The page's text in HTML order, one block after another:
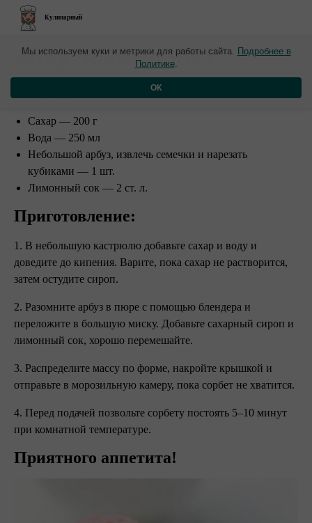
Кулинарный
​Арбузный сорбет
Сахар — 200 г
Вода — 250 мл
Небольшой арбуз, извлечь семечки и нарезать
кубиками — 1 шт.
Лимонный сок — 2 ст. л.
Приготовление:
1. В небольшую кастрюлю добавьте сахар и воду и
доведите до кипения. Варите, пока сахар не растворится,
затем остудите сироп.
2. Разомните арбуз в пюре с помощью блендера и
переложите в большую миску. Добавьте сахарный сироп и
лимонный сок, хорошо перемешайте.
3. Распределите массу по форме, накройте крышкой и
отправьте в морозильную камеру, пока сорбет не хватится.
4. Перед подачей позвольте сорбету постоять 5–10 минут
при комнатной температуре.
Приятного аппетита!
Мы используем куки и метрики для работы сайта. Подробнее в
Политике.
ОК